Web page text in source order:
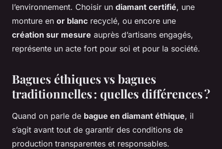
l’environnement. Choisir un diamant certifié, une
monture en or blanc recyclé, ou encore une
création sur mesure auprès d’artisans engagés,
représente un acte fort pour soi et pour la société.
Bagues éthiques vs bagues
traditionnelles : quelles différences ?
Quand on parle de bague en diamant éthique, il
s’agit avant tout de garantir des conditions de
production transparentes et responsables.